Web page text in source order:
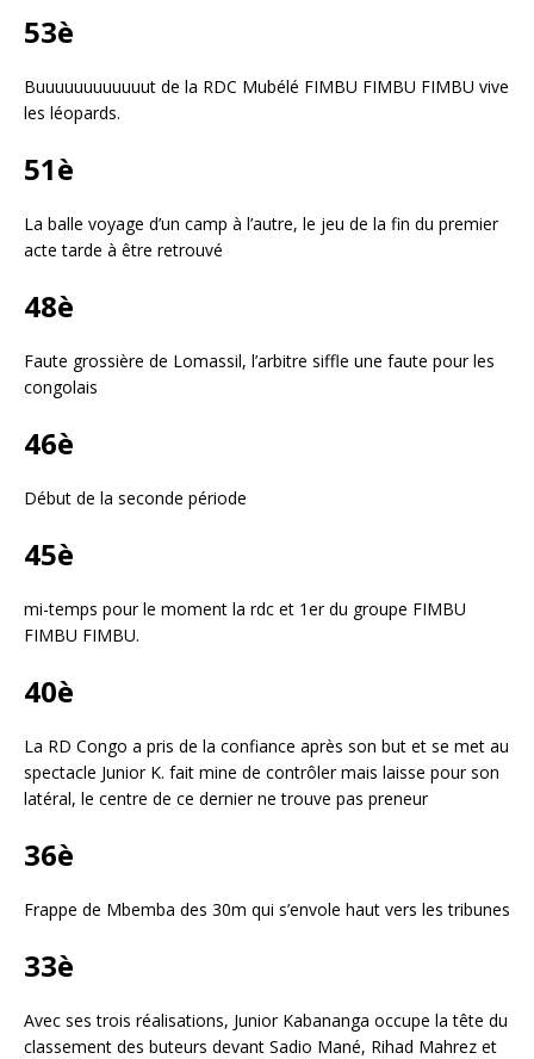
53è
Buuuuuuuuuuuut de la RDC Mubélé FIMBU FIMBU FIMBU vive
les léopards.
51è
La balle voyage d’un camp à l’autre, le jeu de la fin du premier
acte tarde à être retrouvé
48è
Faute grossière de Lomassil, l’arbitre siffle une faute pour les
congolais
46è
Début de la seconde période
45è
mi-temps pour le moment la rdc et 1erdu groupe FIMBU
FIMBU FIMBU.
40è
La RD Congo a pris de la confiance après son but et se met au
spectacle Junior K. fait mine de contrôler mais laisse pour son
latéral, le centre de ce dernier ne trouve pas preneur
36è
Frappe de Mbemba des 30m qui s’envole haut vers les tribunes
33è
Avec ses trois réalisations, Junior Kabananga occupe la tête du
classement des buteurs devant Sadio Mané, Rihad Mahrez et